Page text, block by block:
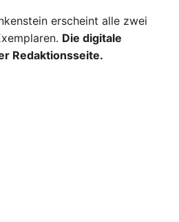
erscheint alle zwei
Die digitale
Redaktionsseite.